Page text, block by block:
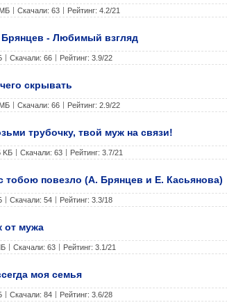
Скачали: 63 Рейтинг: 4.2/21
Брянцев - Любимый взгляд
Скачали: 66 Рейтинг: 3.9/22
скрывать
Скачали: 66 Рейтинг: 2.9/22
трубочку, твой муж на связи!
KБ Скачали: 63 Рейтинг: 3.7/21
тобою повезло (А. Брянцев и Е. Касьянова)
Скачали: 54 Рейтинг: 3.3/18
от мужа
Скачали: 63 Рейтинг: 3.1/21
моя семья
Скачали: 84 Рейтинг: 3.6/28